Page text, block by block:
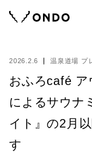
2026.2.6 温泉道場 プ
おふろcafé ア
によるサウナ
イト』の2月
す